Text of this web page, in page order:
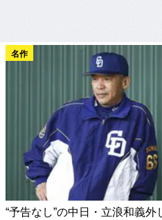
名作
“予告なし”の中日・立浪和義